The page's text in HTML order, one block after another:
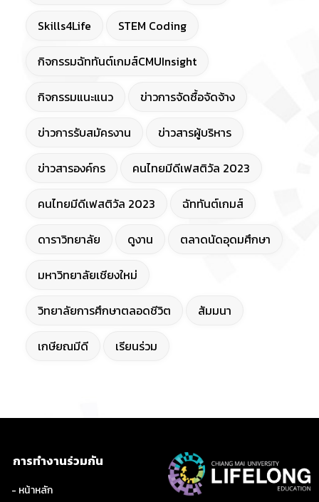
Skills4Life STEM Coding
กิจกรรมฉัททันต์เกมส์CMUInsight
กิจกรรมแนะแนว ข่าวการจัดซื้อจัดจ้าง
ข่าวการรับสมัครงาน ข่าวสารผู้บริหาร
ข่าวสารองค์กร คนไทยมีดีเฟสติวัล 2023
คนไทยมีดีเฟสติวัล 2023 ฉัททันต์เกมส์
ดาราวิทยาลัย ดูงาน ตลาดนัดอุดมศึกษา
มหาวิทยาลัยเชียงใหม่
วิทยาลัยการศึกษาตลอดชีวิต สัมมนา
เกษียณมีดี เรียนร่วม
การทำงานร่วมกัน
- หน้าหลัก